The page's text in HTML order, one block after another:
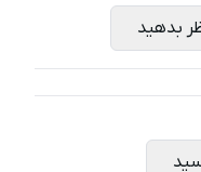
بدهید